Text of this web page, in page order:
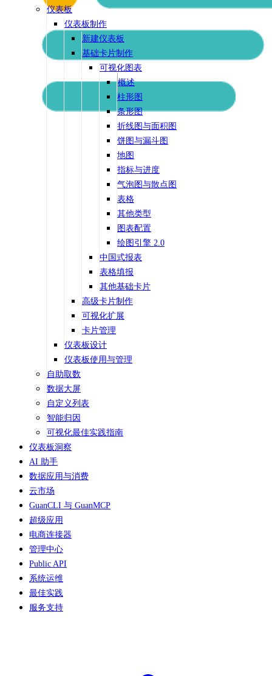
仪表板
仪表板制作
新建仪表板
基础卡片制作
可视化图表
概述
柱形图
条形图
折线图与面积图
饼图与漏斗图
地图
指标与进度
气泡图与散点图
表格
其他类型
图表配置
绘图引擎 2.0
中国式报表
表格填报
其他基础卡片
高级卡片制作
可视化扩展
卡片管理
仪表板设计
仪表板使用与管理
自助取数
数据大屏
自定义列表
智能归因
可视化最佳实践指南
仪表板洞察
AI 助手
数据应用与消费
云市场
GuanCLI 与 GuanMCP
超级应用
电商连接器
管理中心
Public API
系统运维
最佳实践
服务支持